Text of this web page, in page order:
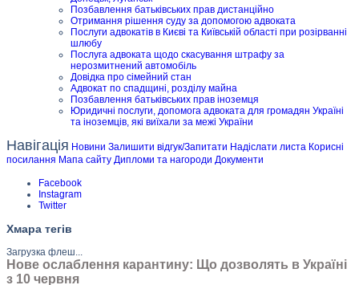
Позбавлення батьківських прав дистанційно
Отримання рішення суду за допомогою адвоката
Послуги адвокатів в Києві та Київській області при розірванні
шлюбу
Послуга адвоката щодо скасування штрафу за
нерозмитнений автомобіль
Довідка про сімейний стан
Адвокат по спадщині, розділу майна
Позбавлення батьківських прав іноземця
Юридичні послуги, допомога адвоката для громадян Україні
та іноземців, які виїхали за межі України
Навігація Новини Залишити відгук/Запитати Надіслати листа Корисні
посилання Мапа сайту Дипломи та нагороди Документи
Facebook
Instagram
Twitter
Хмара тегів
Загрузка флеш...
Нове ослаблення карантину: Що дозволять в Україні
з 10 червня